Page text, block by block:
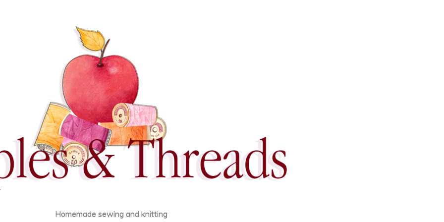
Homemade sewing and knitting